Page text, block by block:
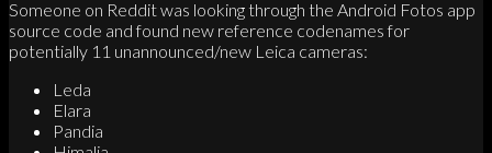
Someone on Reddit was looking through the Android Fotos app
source code and found new reference codenames for
potentially 11 unannounced/new Leica cameras:
Leda
Elara
Pandia